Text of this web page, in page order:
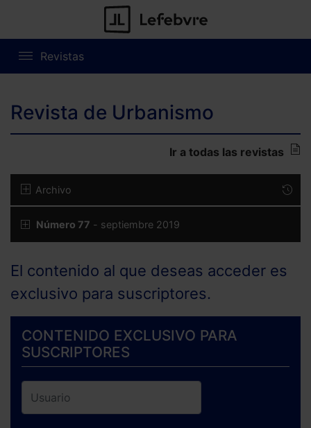
Revistas
Revista de Urbanismo
Ir a todas las revistas
Archivo
Número 77 - septiembre 2019
El contenido al que deseas acceder es
exclusivo para suscriptores.
CONTENIDO EXCLUSIVO PARA
SUSCRIPTORES